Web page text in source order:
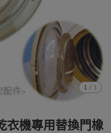
1 / 1
衣機專用替換門橡